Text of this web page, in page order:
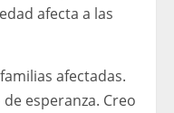
afecta a las
afectadas.
esperanza. Creo